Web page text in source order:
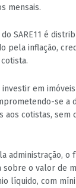
mensais.
SARE11 é
pela inflação,
investir em
se a
cotistas, sem
administração, o
sobre o valor de
líquido, com